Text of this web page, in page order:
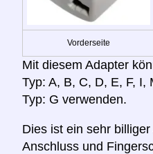
Vorderseite
Mit diesem Adapter
Typ: A, B, C, D, E, F, I,
Typ: G verwenden.
Dies ist ein sehr
Anschluss und